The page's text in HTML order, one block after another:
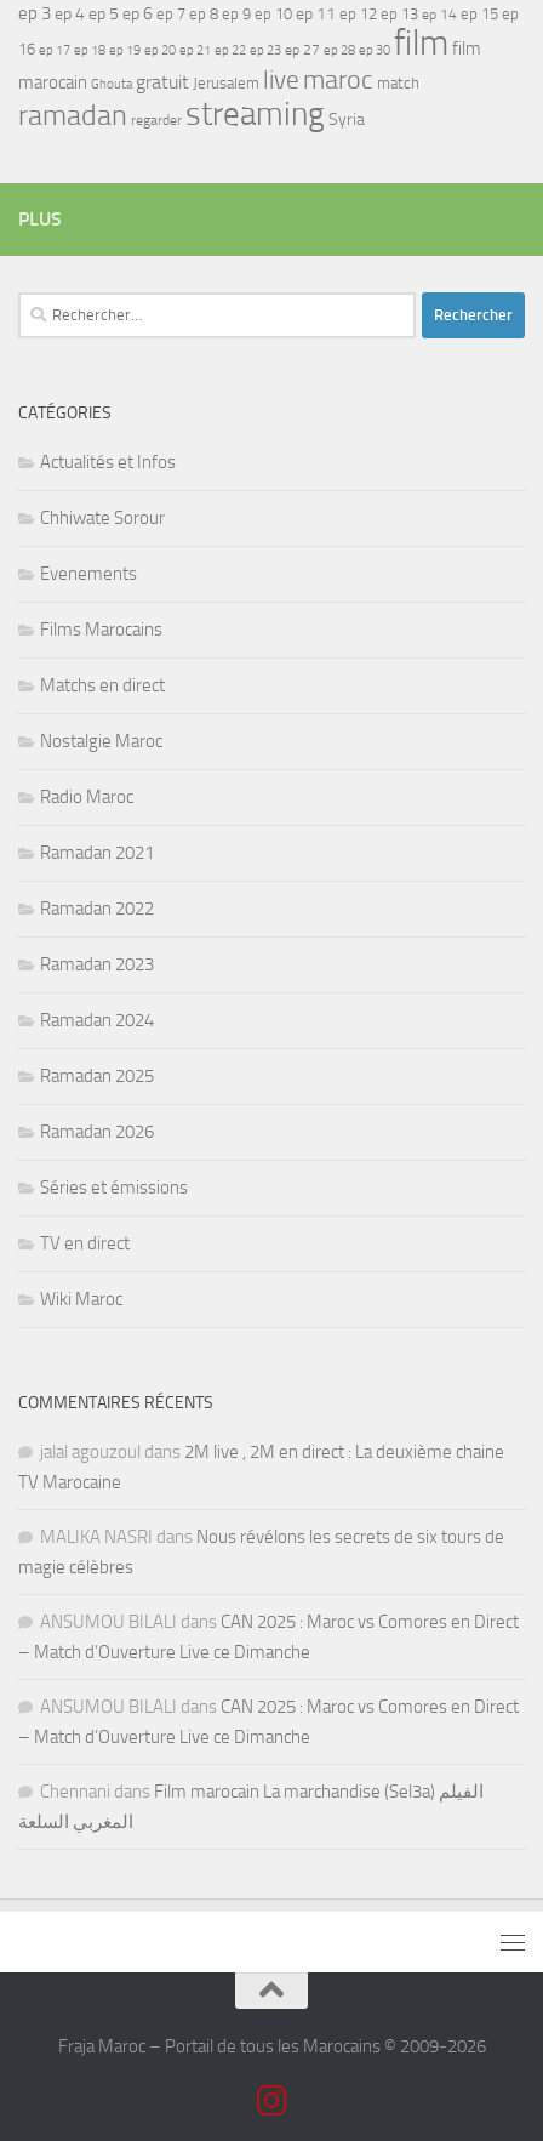
ep 3ep 4ep 5 ep 6 ep 7 ep 8 ep 9 ep 10 ep 11 ep 12 ep 13 ep 14 ep 15 ep
16 ep 17 ep 18 ep 19 ep 20 ep 21 ep 22 ep 23 ep 27 ep 28 ep 30 film film
marocain Ghouta gratuit Jerusalem live maroc match
ramadan regarder streamingSyria
PLUS
Rechercher :
CATÉGORIES
Actualités et Infos
Chhiwate Sorour
Evenements
Films Marocains
Matchs en direct
Nostalgie Maroc
Radio Maroc
Ramadan 2021
Ramadan 2022
Ramadan 2023
Ramadan 2024
Ramadan 2025
Ramadan 2026
Séries et émissions
TV en direct
Wiki Maroc
COMMENTAIRES RÉCENTS
jalal agouzoul dans 2M live , 2M en direct : La deuxième chaine
TV Marocaine
MALIKA NASRI dans Nous révélons les secrets de six tours de
magie célèbres
ANSUMOU BILALI dans CAN 2025 : Maroc vs Comores en Direct
– Match d’Ouverture Live ce Dimanche
ANSUMOU BILALI dans CAN 2025 : Maroc vs Comores en Direct
– Match d’Ouverture Live ce Dimanche
Chennani dans Film marocain La marchandise (Sel3a) الفيلم
المغربي السلعة
Fraja Maroc – Portail de tous les Marocains © 2009-2026